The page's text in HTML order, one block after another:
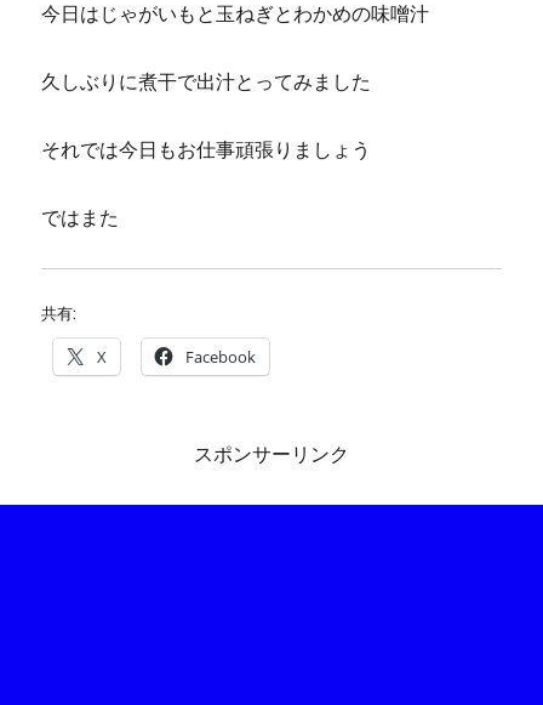
今日はじゃがいもと玉ねぎとわかめの味噌汁
久しぶりに煮干で出汁とってみました
それでは今日もお仕事頑張りましょう
ではまた
共有:
X Facebook
スポンサーリンク